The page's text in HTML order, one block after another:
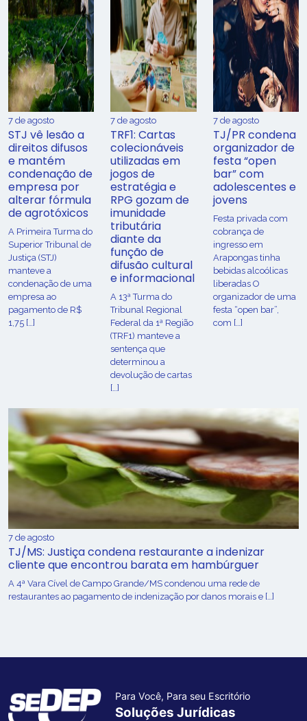
7 de agosto
STJ vê lesão a
direitos difusos
e mantém
condenação de
empresa por
alterar fórmula
de agrotóxicos
​A Primeira Turma do
Superior Tribunal de
Justiça (STJ)
manteve a
condenação de uma
empresa ao
pagamento de R$
1,75 […]
7 de agosto
TRF1: Cartas
colecionáveis
utilizadas em
jogos de
estratégia e
RPG gozam de
imunidade
tributária
diante da
função de
difusão cultural
e informacional
A 13ª Turma do
Tribunal Regional
Federal da 1ª Região
(TRF1) manteve a
sentença que
determinou a
devolução de cartas
[…]
7 de agosto
TJ/PR condena
organizador de
festa “open
bar” com
adolescentes e
jovens
Festa privada com
cobrança de
ingresso em
Arapongas tinha
bebidas alcoólicas
liberadas O
organizador de uma
festa “open bar”,
com […]
7 de agosto
TJ/MS: Justiça condena restaurante a indenizar
cliente que encontrou barata em hambúrguer
A 4ª Vara Cível de Campo Grande/MS condenou uma rede de
restaurantes ao pagamento de indenização por danos morais e […]
Para Você, Para seu Escritório
Soluções Jurídicas